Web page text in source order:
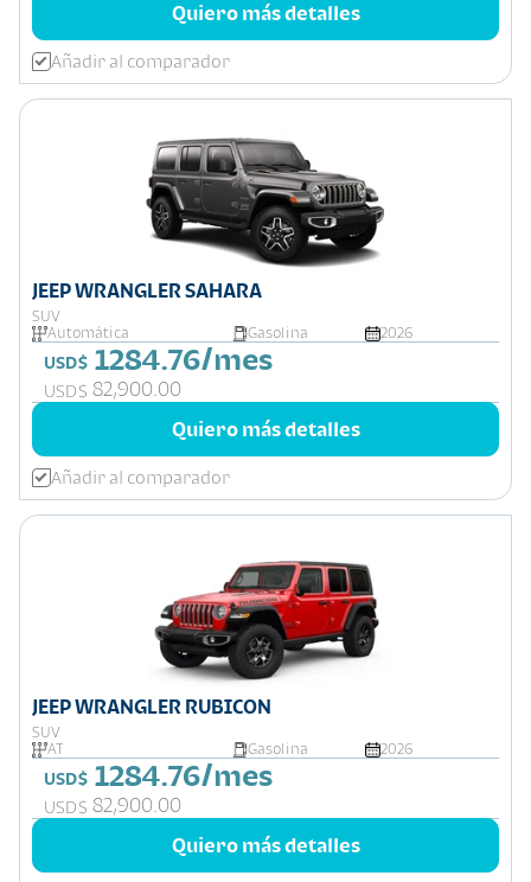
Quiero más detalles
Añadir al comparador
JEEP WRANGLER SAHARA
SUV
Automática
Gasolina 2026
USD$ 1284.76/mes
USD$ 82,900.00
Quiero más detalles
Añadir al comparador
JEEP WRANGLER RUBICON
SUV
AT
Gasolina 2026
USD$ 1284.76/mes
USD$ 82,900.00
Quiero más detalles